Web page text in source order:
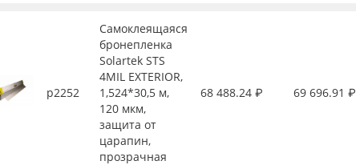
р2252
Самоклеящаяся
бронепленка
Solartek STS
4MIL EXTERIOR,
1,524*30,5 м,
120 мкм,
защита от
царапин,
прозрачная
68 488.24 ₽ 69 696.91 ₽